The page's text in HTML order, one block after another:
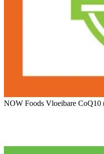
NOW Foods Vloeibare CoQ10